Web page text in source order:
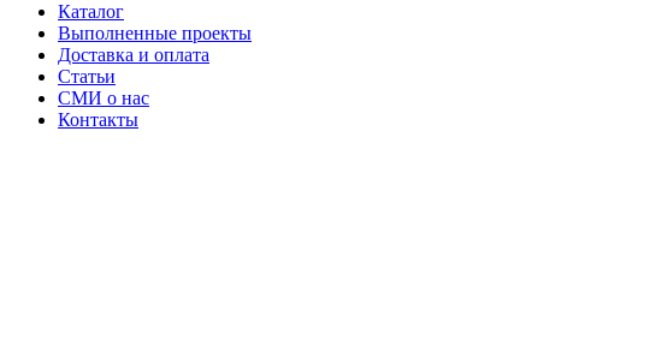
Каталог
Выполненные проекты
Доставка и оплата
Статьи
СМИ о нас
Контакты